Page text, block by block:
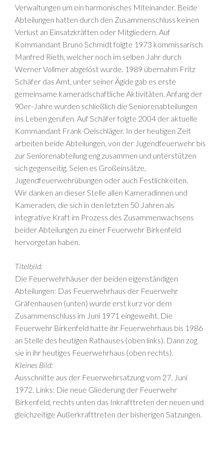
Verwaltungen um ein harmonisches Miteinander. Beide
Abteilungen hatten durch den Zusammenschluss keinen
Verlust an Einsatzkräften oder Mitgliedern. Auf
Kommandant Bruno Schmidt folgte 1973 kommissarisch
Manfred Rieth, welcher noch im selben Jahr durch
Werner Vollmer abgelöst wurde. 1989 übernahm Fritz
Schäfer das Amt, unter seiner Ägide gab es erste
gemeinsame kameradschaftliche Aktivitäten. Anfang der
90er-Jahre wurden schließlich die Seniorenabteilungen
ins Leben gerufen. Auf Schäfer folgte 2004 der aktuelle
Kommandant Frank Oelschläger. In der heutigen Zeit
arbeiten beide Abteilungen, von der Jugendfeuerwehr bis
zur Seniorenabteilung eng zusammen und unterstützen
sich gegenseitig. Seien es Großeinsätze,
Jugendfeuerwehrübungen oder auch Festlichkeiten.
Wir danken an dieser Stelle allen Kameradinnen und
Kameraden, die sich in den letzten 50 Jahren als
integrative Kraft im Prozess des Zusammenwachsens
beider Abteilungen zu einer Feuerwehr Birkenfeld
hervorgetan haben.
Titelbild:
Die Feuerwehrhäuser der beiden eigenständigen
Abteilungen: Das Feuerwehrhaus der Feuerwehr
Gräfenhausen (unten) wurde erst kurz vor dem
Zusammenschluss im Juni 1971 eingeweiht. Die
Feuerwehr Birkenfeld hatte ihr Feuerwehrhaus bis 1986
an Stelle des heutigen Rathauses (oben links). Dann zog
sie in ihr heutiges Feuerwehrhaus (oben rechts).
Kleines Bild:
Ausschnitte aus der Feuerwehrsatzung vom 27. Juni
1972. Links: Die neue Gliederung der Feuerwehr
Birkenfeld, rechts unten das Inkrafttreten der neuen und
gleichzeitige Außerkrafttreten der bisherigen Satzungen.